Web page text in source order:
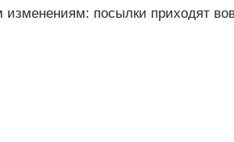
посылки приходят